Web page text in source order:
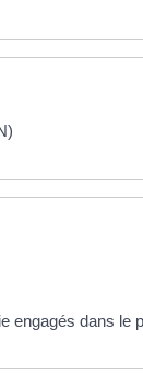
engagés dans le